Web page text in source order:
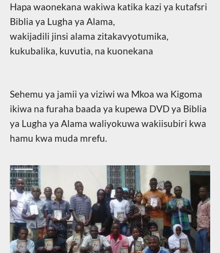
Hapa waonekana wakiwa katika kazi ya kutafsri
Biblia ya Lugha ya Alama,
wakijadili jinsi alama zitakavyotumika,
kukubalika, kuvutia, na kuonekana
Sehemu ya jamii ya viziwi wa Mkoa wa Kigoma
ikiwa na furaha baada ya kupewa DVD ya Biblia
ya Lugha ya Alama waliyokuwa wakiisubiri kwa
hamu kwa muda mrefu.